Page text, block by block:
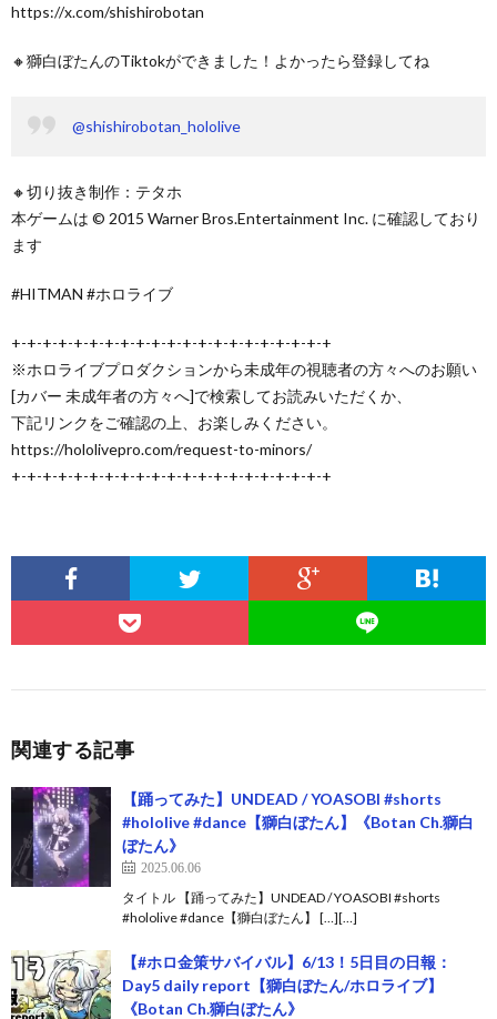
https://x.com/shishirobotan
🔸獅白ぼたんのTiktokができました！よかったら登録してね
@shishirobotan_hololive
🔸切り抜き制作：テタホ
本ゲームは © 2015 Warner Bros.Entertainment Inc. に確認しており
ます
#HITMAN #ホロライブ
+-+-+-+-+-+-+-+-+-+-+-+-+-+-+-+-+-+-+-+-+
※ホロライブプロダクションから未成年の視聴者の方々へのお願い
[カバー 未成年者の方々へ]で検索してお読みいただくか、
下記リンクをご確認の上、お楽しみください。
https://hololivepro.com/request-to-minors/
+-+-+-+-+-+-+-+-+-+-+-+-+-+-+-+-+-+-+-+-+
関連する記事
【踊ってみた】UNDEAD / YOASOBI #shorts
#hololive #dance【獅白ぼたん】《Botan Ch.獅白
ぼたん》
2025.06.06
タイトル 【踊ってみた】UNDEAD / YOASOBI #shorts
#hololive #dance【獅白ぼたん】 […][…]
【#ホロ金策サバイバル】6/13！5日目の日報：
Day5 daily report【獅白ぼたん/ホロライブ】
《Botan Ch.獅白ぼたん》